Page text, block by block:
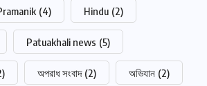
(4) Hindu (2)
Patuakhali news (5)
অপরাধ সংবাদ (2) অভিযান (2)